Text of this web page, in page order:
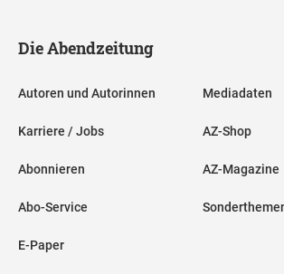
Die Abendzeitung
Autoren und Autorinnen
Karriere / Jobs
Abonnieren
Abo-Service
E-Paper
Mediadaten
AZ-Shop
AZ-Magazine